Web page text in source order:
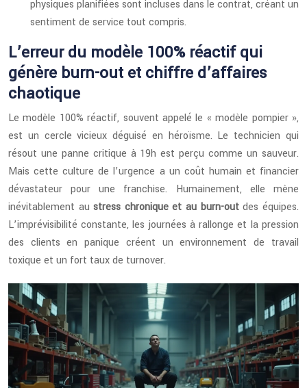
physiques planifiées sont incluses dans le contrat, créant un
sentiment de service tout compris.
L’erreur du modèle 100% réactif qui
génère burn-out et chiffre d’affaires
chaotique
Le modèle 100% réactif, souvent appelé le « modèle pompier »,
est un cercle vicieux déguisé en héroïsme. Le technicien qui
résout une panne critique à 19h est perçu comme un sauveur.
Mais cette culture de l’urgence a un coût humain et financier
dévastateur pour une franchise. Humainement, elle mène
inévitablement austress chronique et au burn-outdes équipes.
L’imprévisibilité constante, les journées à rallonge et la pression
des clients en panique créent un environnement de travail
toxique et un fort taux de turnover.